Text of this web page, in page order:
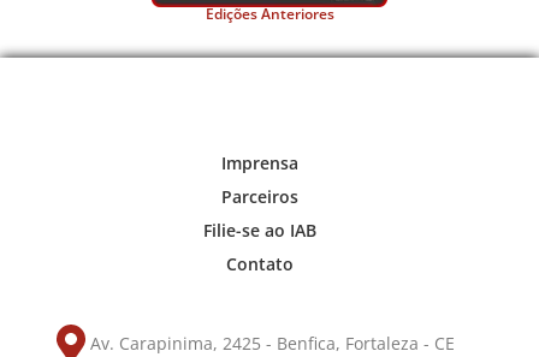
Edições Anteriores
Imprensa
Parceiros
Filie-se ao IAB
Contato
Av. Carapinima, 2425 - Benfica, Fortaleza - CE